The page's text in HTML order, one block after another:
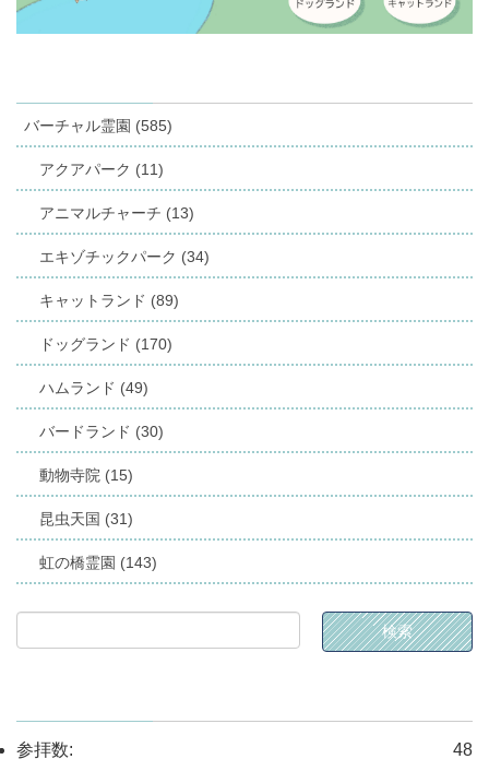
バーチャル霊園 (585)
アクアパーク (11)
アニマルチャーチ (13)
エキゾチックパーク (34)
キャットランド (89)
ドッグランド (170)
ハムランド (49)
バードランド (30)
動物寺院 (15)
昆虫天国 (31)
虹の橋霊園 (143)
48
参拝数: